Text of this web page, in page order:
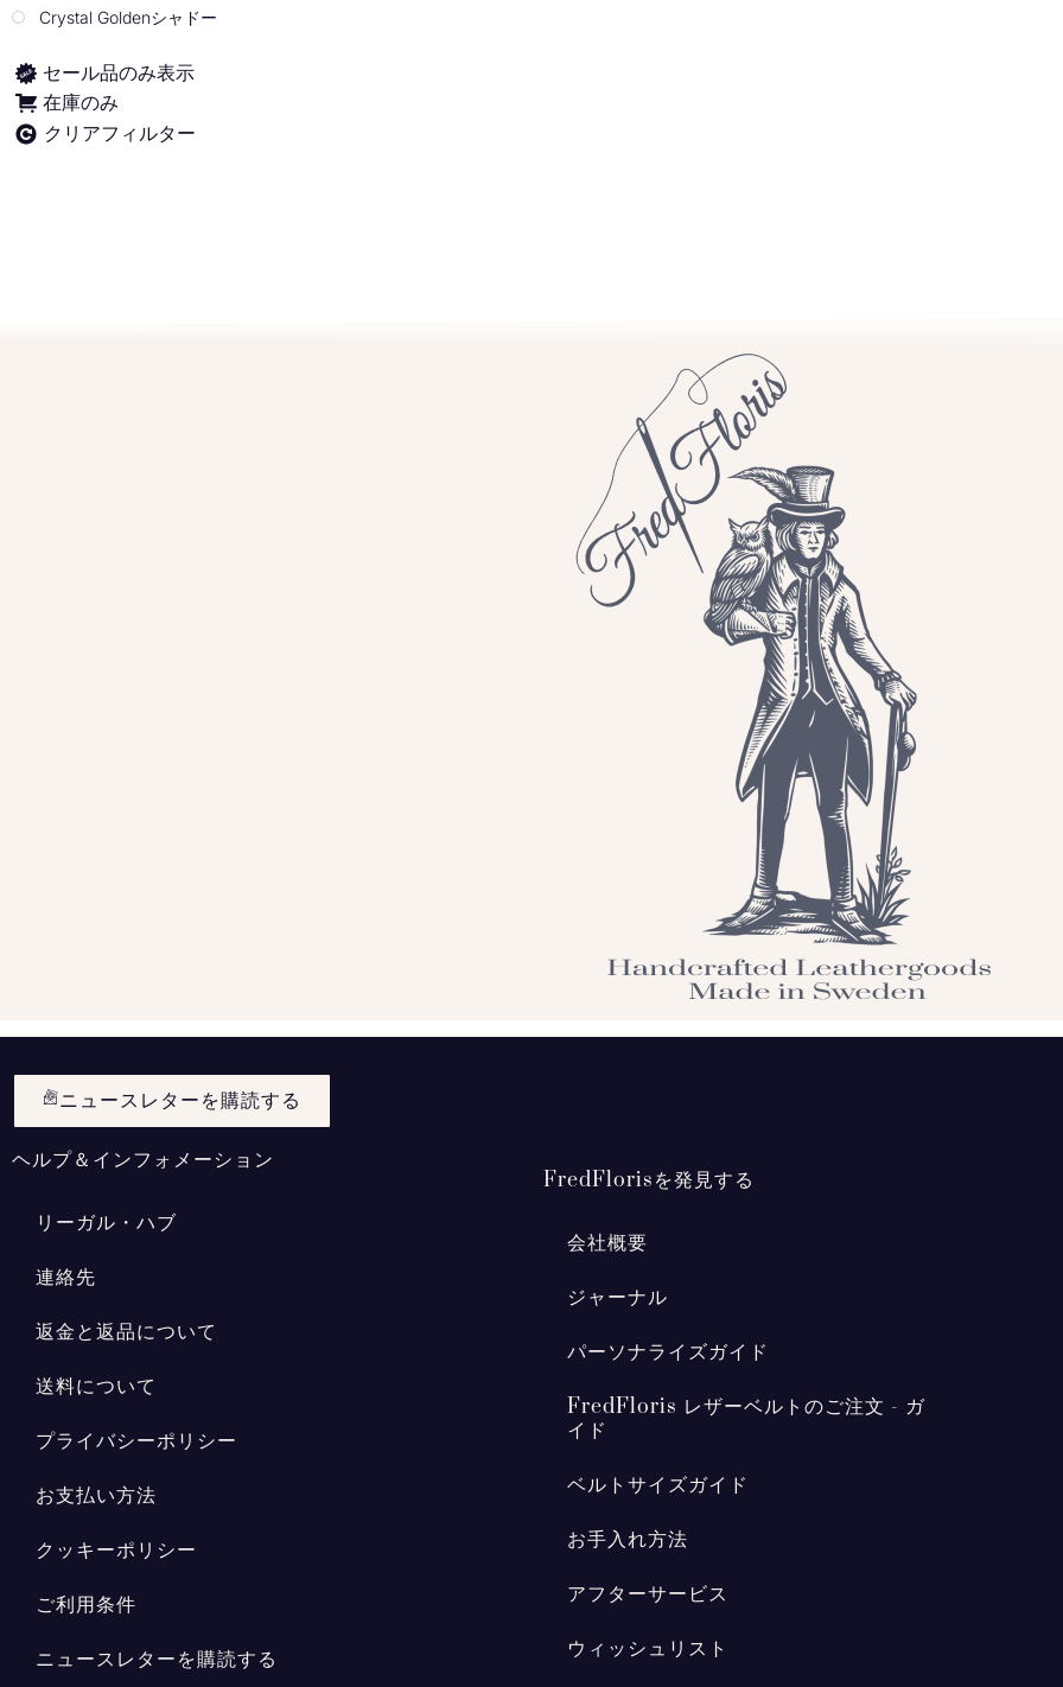
Crystal Goldenシャドー
セール品のみ表示
在庫のみ
クリアフィルター
ニュースレターを購読する
ヘルプ＆インフォメーション
リーガル・ハブ
連絡先
返金と返品について
送料について
プライバシーポリシー
お支払い方法
クッキーポリシー
ご利用条件
ニュースレターを購読する
FredFlorisを発見する
会社概要
ジャーナル
パーソナライズガイド
FredFloris レザーベルトのご注文 - ガ
イド
ベルトサイズガイド
お手入れ方法
アフターサービス
ウィッシュリスト